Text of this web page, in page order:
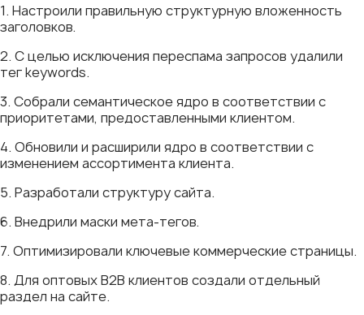
1. Настроили правильную структурную вложенность
заголовков.
2. С целью исключения переспама запросов удалили
тег keywords.
3. Собрали семантическое ядро в соответствии с
приоритетами, предоставленными клиентом.
4. Обновили и расширили ядро в соответствии с
изменением ассортимента клиента.
5. Разработали структуру сайта.
6. Внедрили маски мета-тегов.
7. Оптимизировали ключевые коммерческие страницы.
8. Для оптовых В2В клиентов создали отдельный
раздел на сайте.